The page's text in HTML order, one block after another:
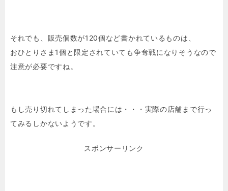
それでも、販売個数が120個など書かれているものは、
おひとりさま1個と限定されていても争奪戦になりそうなので
注意が必要ですね。
もし売り切れてしまった場合には・・・実際の店舗まで行っ
てみるしかないようです。
スポンサーリンク